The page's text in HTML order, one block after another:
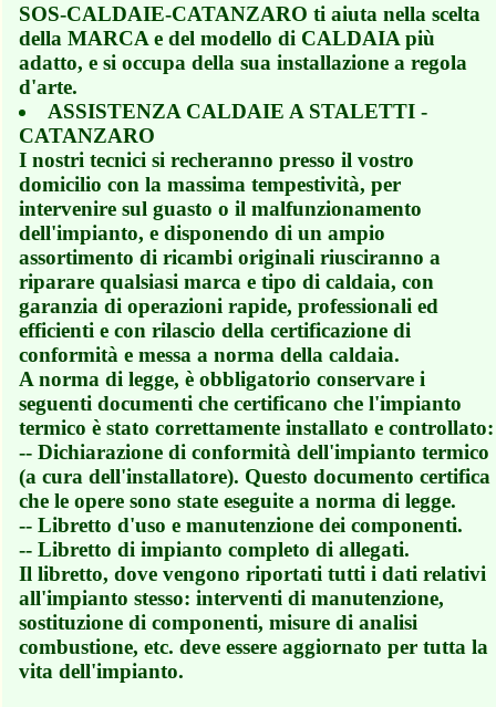
SOS-CALDAIE-CATANZARO ti aiuta nella scelta
della MARCA e del modello di CALDAIA più
adatto, e si occupa della sua installazione a regola
d'arte.
ASSISTENZA CALDAIE A STALETTI -
CATANZARO
I nostri tecnici si recheranno presso il vostro
domicilio con la massima tempestività, per
intervenire sul guasto o il malfunzionamento
dell'impianto, e disponendo di un ampio
assortimento di ricambi originali riusciranno a
riparare qualsiasi marca e tipo di caldaia, con
garanzia di operazioni rapide, professionali ed
efficienti e con rilascio della certificazione di
conformità e messa a norma della caldaia.
A norma di legge, è obbligatorio conservare i
seguenti documenti che certificano che l'impianto
termico è stato correttamente installato e controllato:
-- Dichiarazione di conformità dell'impianto termico
(a cura dell'installatore). Questo documento certifica
che le opere sono state eseguite a norma di legge.
-- Libretto d'uso e manutenzione dei componenti.
-- Libretto di impianto completo di allegati.
Il libretto, dove vengono riportati tutti i dati relativi
all'impianto stesso: interventi di manutenzione,
sostituzione di componenti, misure di analisi
combustione, etc. deve essere aggiornato per tutta la
vita dell'impianto.